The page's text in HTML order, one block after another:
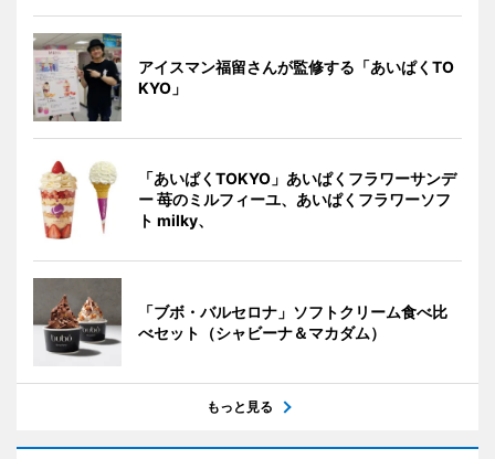
アイスマン福留さんが監修する「あいぱくTO
KYO」
「あいぱくTOKYO」あいぱくフラワーサンデ
ー 苺のミルフィーユ、あいぱくフラワーソフ
ト milky、
「ブボ・バルセロナ」ソフトクリーム食べ比
べセット（シャビーナ＆マカダム）
もっと見る